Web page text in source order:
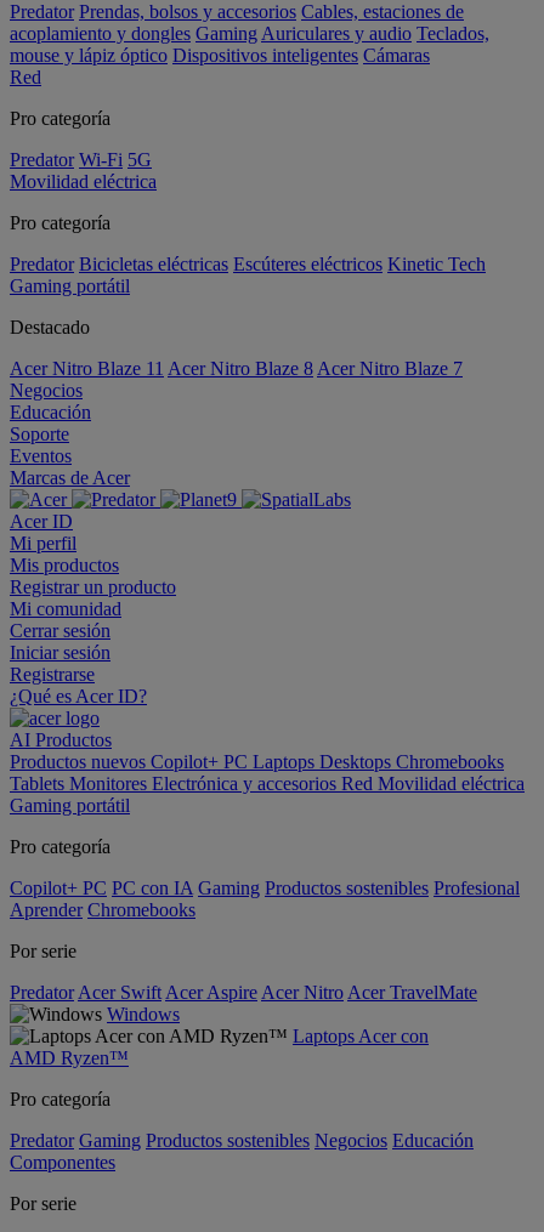
Predator Prendas, bolsos y accesorios Cables, estaciones de
acoplamiento y dongles Gaming Auriculares y audio Teclados,
mouse y lápiz óptico Dispositivos inteligentes Cámaras
Red
Pro categoría
Predator Wi-Fi 5G
Movilidad eléctrica
Pro categoría
Predator Bicicletas eléctricas Escúteres eléctricos Kinetic Tech
Gaming portátil
Destacado
Acer Nitro Blaze 11 Acer Nitro Blaze 8 Acer Nitro Blaze 7
Negocios
Educación
Soporte
Eventos
Marcas de Acer
Acer ID
Mi perfil
Mis productos
Registrar un producto
Mi comunidad
Cerrar sesión
Iniciar sesión
Registrarse
¿Qué es Acer ID?
AI Productos
Productos nuevos Copilot+ PC Laptops Desktops Chromebooks
Tablets Monitores Electrónica y accesorios Red Movilidad eléctrica
Gaming portátil
Pro categoría
Copilot+ PC PC con IA Gaming Productos sostenibles Profesional
Aprender Chromebooks
Por serie
Predator Acer Swift Acer Aspire Acer Nitro Acer TravelMate
Windows
Laptops Acer con
AMD Ryzen™
Pro categoría
Predator Gaming Productos sostenibles Negocios Educación
Componentes
Por serie